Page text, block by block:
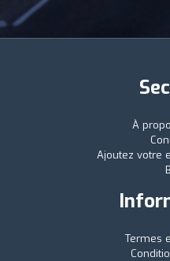
À
Ajoutez votre
Termes